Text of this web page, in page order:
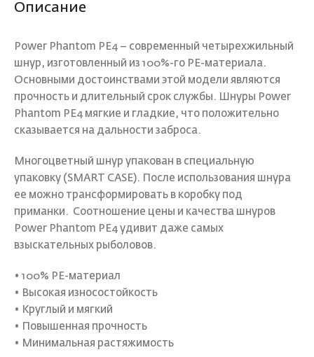
Описание
Power Phantom PE4 – современный четырехжильный
шнур, изготовленный из 100%-го PE-материала.
Основными достоинствами этой модели являются
прочность и длительный срок службы. Шнуры Power
Phantom PE4 мягкие и гладкие, что положительно
сказывается на дальности заброса.
Многоцветный шнур упакован в специальную
упаковку (SMART CASE). После использования шнура
ее можно трансформировать в коробку под
приманки. Соотношение цены и качества шнуров
Power Phantom PE4 удивит даже самых
взыскательных рыболовов.
• 100% PE-материал
• Высокая износостойкость
• Круглый и мягкий
• Повышенная прочность
• Минимальная растяжимость